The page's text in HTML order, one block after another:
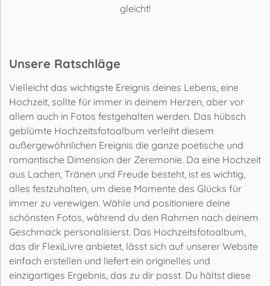
gleicht!
Unsere Ratschläge
Vielleicht das wichtigste Ereignis deines Lebens, eine
Hochzeit, sollte für immer in deinem Herzen, aber vor
allem auch in Fotos festgehalten werden. Das hübsch
geblümte Hochzeitsfotoalbum verleiht diesem
außergewöhnlichen Ereignis die ganze poetische und
romantische Dimension der Zeremonie. Da eine Hochzeit
aus Lachen, Tränen und Freude besteht, ist es wichtig,
alles festzuhalten, um diese Momente des Glücks für
immer zu verewigen. Wähle und positioniere deine
schönsten Fotos, während du den Rahmen nach deinem
Geschmack personalisierst. Das Hochzeitsfotoalbum,
das dir FlexiLivre anbietet, lässt sich auf unserer Website
einfach erstellen und liefert ein originelles und
einzigartiges Ergebnis, das zu dir passt. Du hältst diese